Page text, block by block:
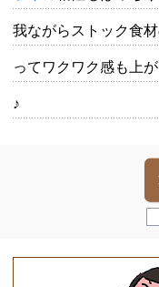
我ながらストック食
ってワクワク感も上
♪